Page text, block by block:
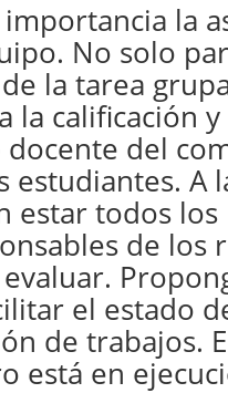
importancia la
No solo
la tarea
la calificación
del
estudiantes. A
estar todos
de los
el estado
de trabajos.
está en